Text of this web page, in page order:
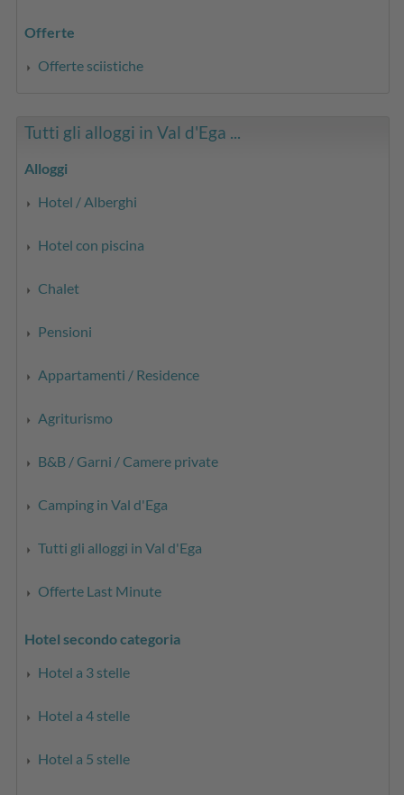
Offerte
Offerte sciistiche
Tutti gli alloggi in Val d'Ega ...
Alloggi
Hotel / Alberghi
Hotel con piscina
Chalet
Pensioni
Appartamenti / Residence
Agriturismo
B&B / Garni / Camere private
Camping in Val d'Ega
Tutti gli alloggi in Val d'Ega
Offerte Last Minute
Hotel secondo categoria
Hotel a 3 stelle
Hotel a 4 stelle
Hotel a 5 stelle